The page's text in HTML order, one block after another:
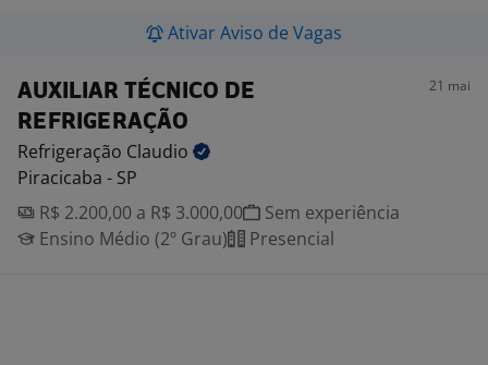
Ativar Aviso de Vagas
AUXILIAR TÉCNICO DE
REFRIGERAÇÃO
21 mai
Refrigeração Claudio
Piracicaba - SP
R$ 2.200,00 a R$ 3.000,00
Sem experiência
Ensino Médio (2º Grau)
Presencial